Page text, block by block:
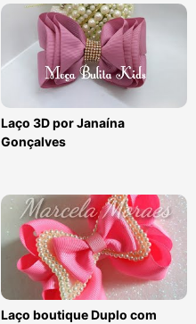
Laço 3D por Janaína
Gonçalves
Laço boutique Duplo com